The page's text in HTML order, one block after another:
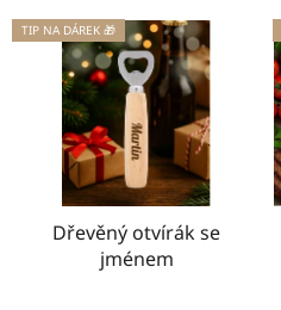
p
V
ý
TIP NA DÁREK 🎁
Dřevěný otvírák se
jménem